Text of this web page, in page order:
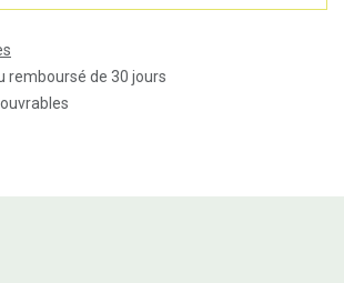
remboursé de 30 jours